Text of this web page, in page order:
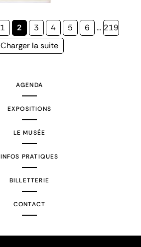
Page
1
Page
courante
2 Page
3 Page
4 Page
5 Page
6 … Page
219
Page
Charger la suite
AGENDA
EXPOSITIONS
LE MUSÉE
INFOS PRATIQUES
BILLETTERIE
CONTACT